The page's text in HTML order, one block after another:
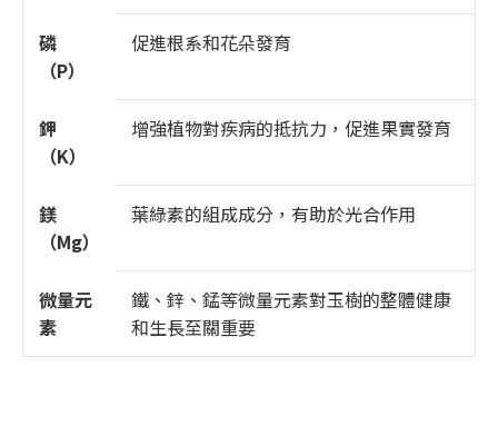
磷
（P）
促進根系和花朵發育
鉀
（K）
增強植物對疾病的抵抗力，促進果實發育
鎂
（Mg）
葉綠素的組成成分，有助於光合作用
微量元
素
鐵、鋅、錳等微量元素對玉樹的整體健康
和生長至關重要